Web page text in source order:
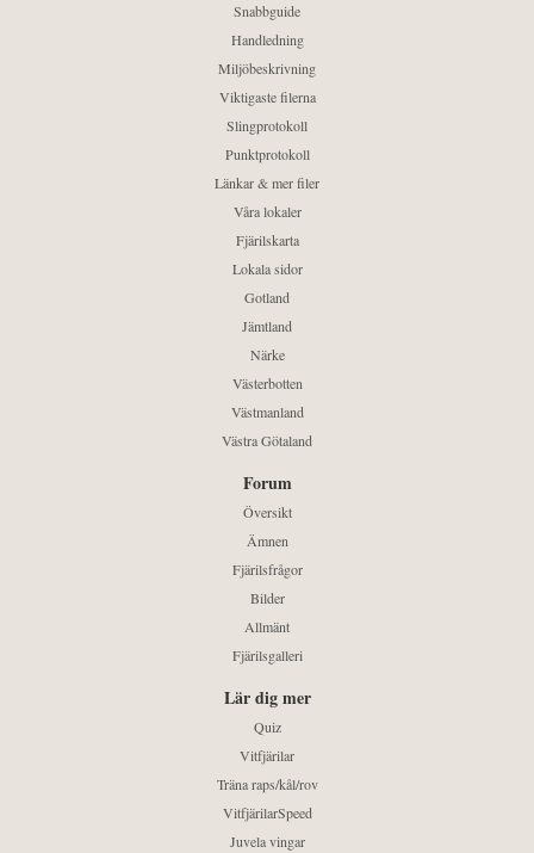
Snabbguide
Handledning
Miljöbeskrivning
Viktigaste filerna
Slingprotokoll
Punktprotokoll
Länkar & mer filer
Våra lokaler
Fjärilskarta
Lokala sidor
Gotland
Jämtland
Närke
Västerbotten
Västmanland
Västra Götaland
Forum
Översikt
Ämnen
Fjärilsfrågor
Bilder
Allmänt
Fjärilsgalleri
Lär dig mer
Quiz
Vitfjärilar
Träna raps/kål/rov
VitfjärilarSpeed
Juvela vingar